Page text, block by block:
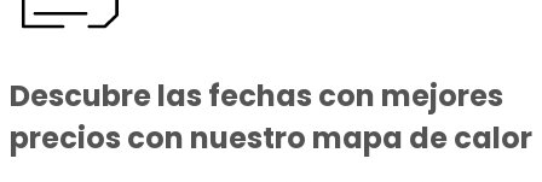
Descubre las fechas con mejores
precios con nuestro mapa de calor